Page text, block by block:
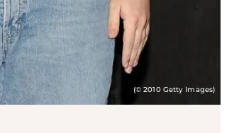
(© 2010 Getty Images)